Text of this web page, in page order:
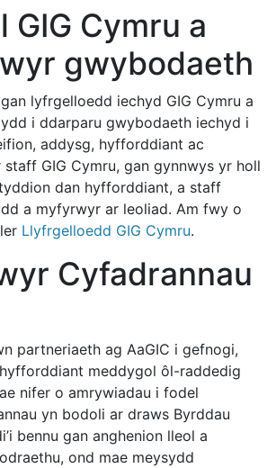
GIG Cymru a
gwybodaeth
lyfrgelloedd iechyd GIG Cymru a
i ddarparu gwybodaeth iechyd i
addysg, hyfforddiant ac
GIG Cymru, gan gynnwys yr holl
dan hyfforddiant, a staff
a myfyrwyr ar leoliad. Am fwy o
Llyfrgelloedd GIG Cymru.
Cyfadrannau
partneriaeth ag AaGIC i gefnogi,
meddygol ôl-raddedig
nifer o amrywiadau i fodel
yn bodoli ar draws Byrddau
bennu gan anghenion lleol a
ond mae meysydd